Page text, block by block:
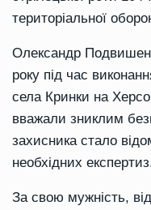
територіальної
Олександр
року під час
села Кринки на
вважали зниклим
захисника стало
необхідних
За свою мужність,